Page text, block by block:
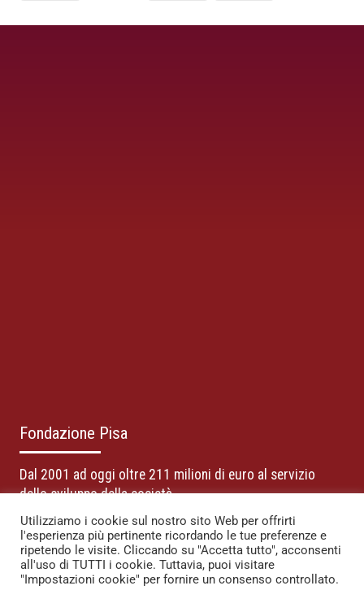
Fondazione Pisa
Dal 2001 ad oggi oltre 211 milioni di euro al servizio
dello sviluppo della società
La Fondazione sostiene lo sviluppo sociale del territorio di
riferimento con i redditi derivanti dal proprio patrimonio.
Utilizziamo i cookie sul nostro sito Web per offrirti
l'esperienza più pertinente ricordando le tue preferenze e
ripetendo le visite. Cliccando su "Accetta tutto", acconsenti
all'uso di TUTTI i cookie. Tuttavia, puoi visitare
"Impostazioni cookie" per fornire un consenso controllato.